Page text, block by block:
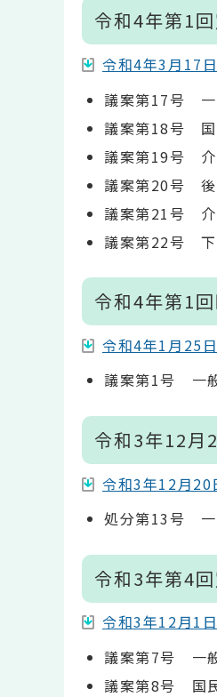
令和4年第1回
令和4年3月17
議案第17号 一
議案第18号 国
議案第19号 介
議案第20号 後
議案第21号 介
議案第22号 下
令和4年第1回
令和4年1月25
議案第1号 一
令和3年12月
令和3年12月
処分第13号 一
令和3年第4
令和3年12月1
議案第7号 一
議案第8号 国